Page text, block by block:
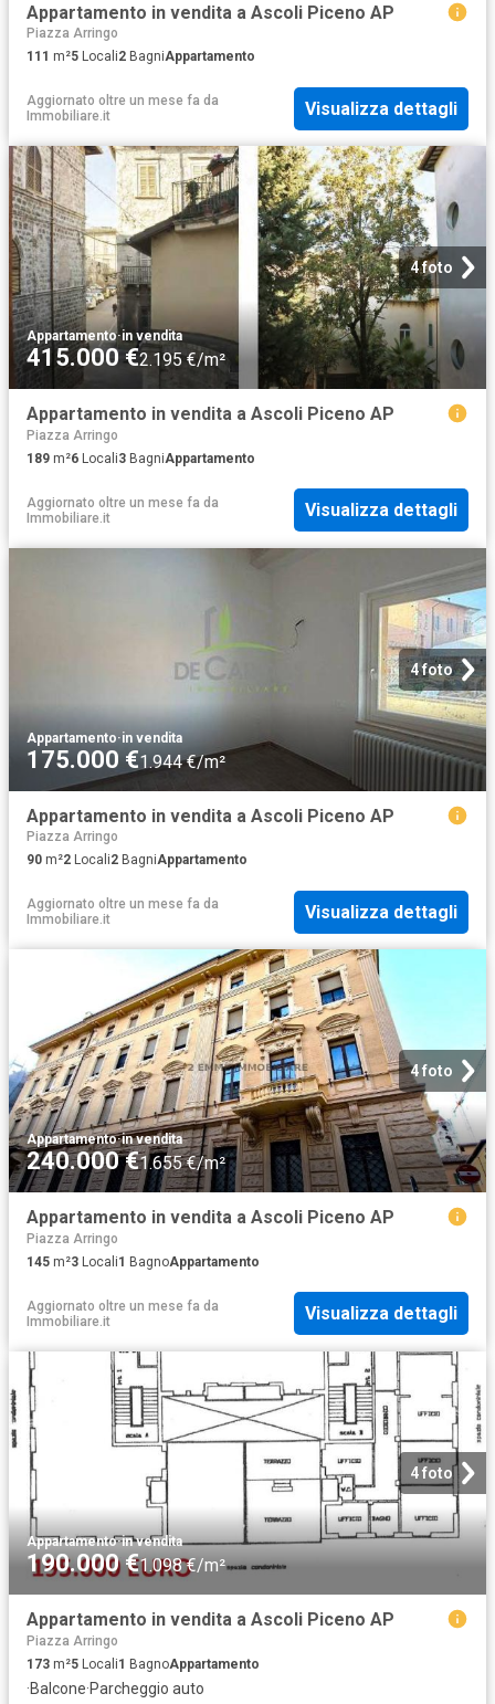
Appartamento in vendita a Ascoli Piceno AP
Piazza Arringo
111 m²5 Locali2 BagniAppartamento
Aggiornato oltre un mese fa da
Immobiliare.it
Visualizza dettagli
4 foto
Appartamento·in vendita
415.000 €2.195 €/m²
Appartamento in vendita a Ascoli Piceno AP
Piazza Arringo
189 m²6 Locali3 BagniAppartamento
Aggiornato oltre un mese fa da
Immobiliare.it
Visualizza dettagli
4 foto
Appartamento·in vendita
175.000 €1.944 €/m²
Appartamento in vendita a Ascoli Piceno AP
Piazza Arringo
90 m²2 Locali2 BagniAppartamento
Aggiornato oltre un mese fa da
Immobiliare.it
Visualizza dettagli
4 foto
Appartamento·in vendita
240.000 €1.655 €/m²
Appartamento in vendita a Ascoli Piceno AP
Piazza Arringo
145 m²3 Locali1 BagnoAppartamento
Aggiornato oltre un mese fa da
Immobiliare.it
Visualizza dettagli
4 foto
Appartamento·in vendita
190.000 €1.098 €/m²
Appartamento in vendita a Ascoli Piceno AP
Piazza Arringo
173 m²5 Locali1 BagnoAppartamento
·Balcone·Parcheggio auto